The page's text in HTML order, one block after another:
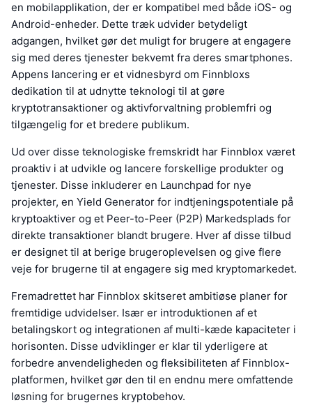
en mobilapplikation, der er kompatibel med både iOS- og
Android-enheder. Dette træk udvider betydeligt
adgangen, hvilket gør det muligt for brugere at engagere
sig med deres tjenester bekvemt fra deres smartphones.
Appens lancering er et vidnesbyrd om Finnbloxs
dedikation til at udnytte teknologi til at gøre
kryptotransaktioner og aktivforvaltning problemfri og
tilgængelig for et bredere publikum.
Ud over disse teknologiske fremskridt har Finnblox været
proaktiv i at udvikle og lancere forskellige produkter og
tjenester. Disse inkluderer en Launchpad for nye
projekter, en Yield Generator for indtjeningspotentiale på
kryptoaktiver og et Peer-to-Peer (P2P) Markedsplads for
direkte transaktioner blandt brugere. Hver af disse tilbud
er designet til at berige brugeroplevelsen og give flere
veje for brugerne til at engagere sig med kryptomarkedet.
Fremadrettet har Finnblox skitseret ambitiøse planer for
fremtidige udvidelser. Især er introduktionen af et
betalingskort og integrationen af multi-kæde kapaciteter i
horisonten. Disse udviklinger er klar til yderligere at
forbedre anvendeligheden og fleksibiliteten af Finnblox-
platformen, hvilket gør den til en endnu mere omfattende
løsning for brugernes kryptobehov.